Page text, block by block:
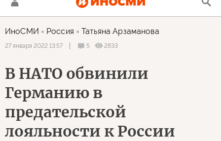
ИноСМИ Россия Татьяна Арзаманова
27 января 2022 13:57 5 2833
В НАТО обвинили
Германию в
предательской
лояльности к России